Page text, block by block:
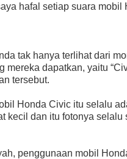
hafal setiap suara mobil
tak hanya terlihat dari
dapatkan, yaitu
tersebut.
Honda Civic itu selalu
kecil dan itu fotonya selalu
penggunaan mobil